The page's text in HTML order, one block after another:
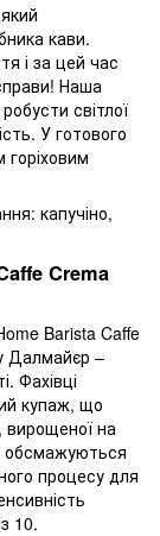
кави.
і за цей час
Наша
світлої
У готового
капучіно,
Crema
Barista Caffe
Далмайєр –
Фахівці
купаж, що
вирощеної на
обсмажуються
процесу для
10.